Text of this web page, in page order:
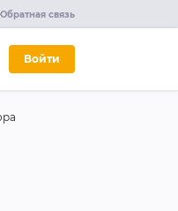
Обратная связь
Войти